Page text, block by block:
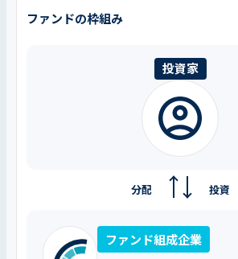
ファンドの枠組み
投資家
投資
分配
ファンド組成企業